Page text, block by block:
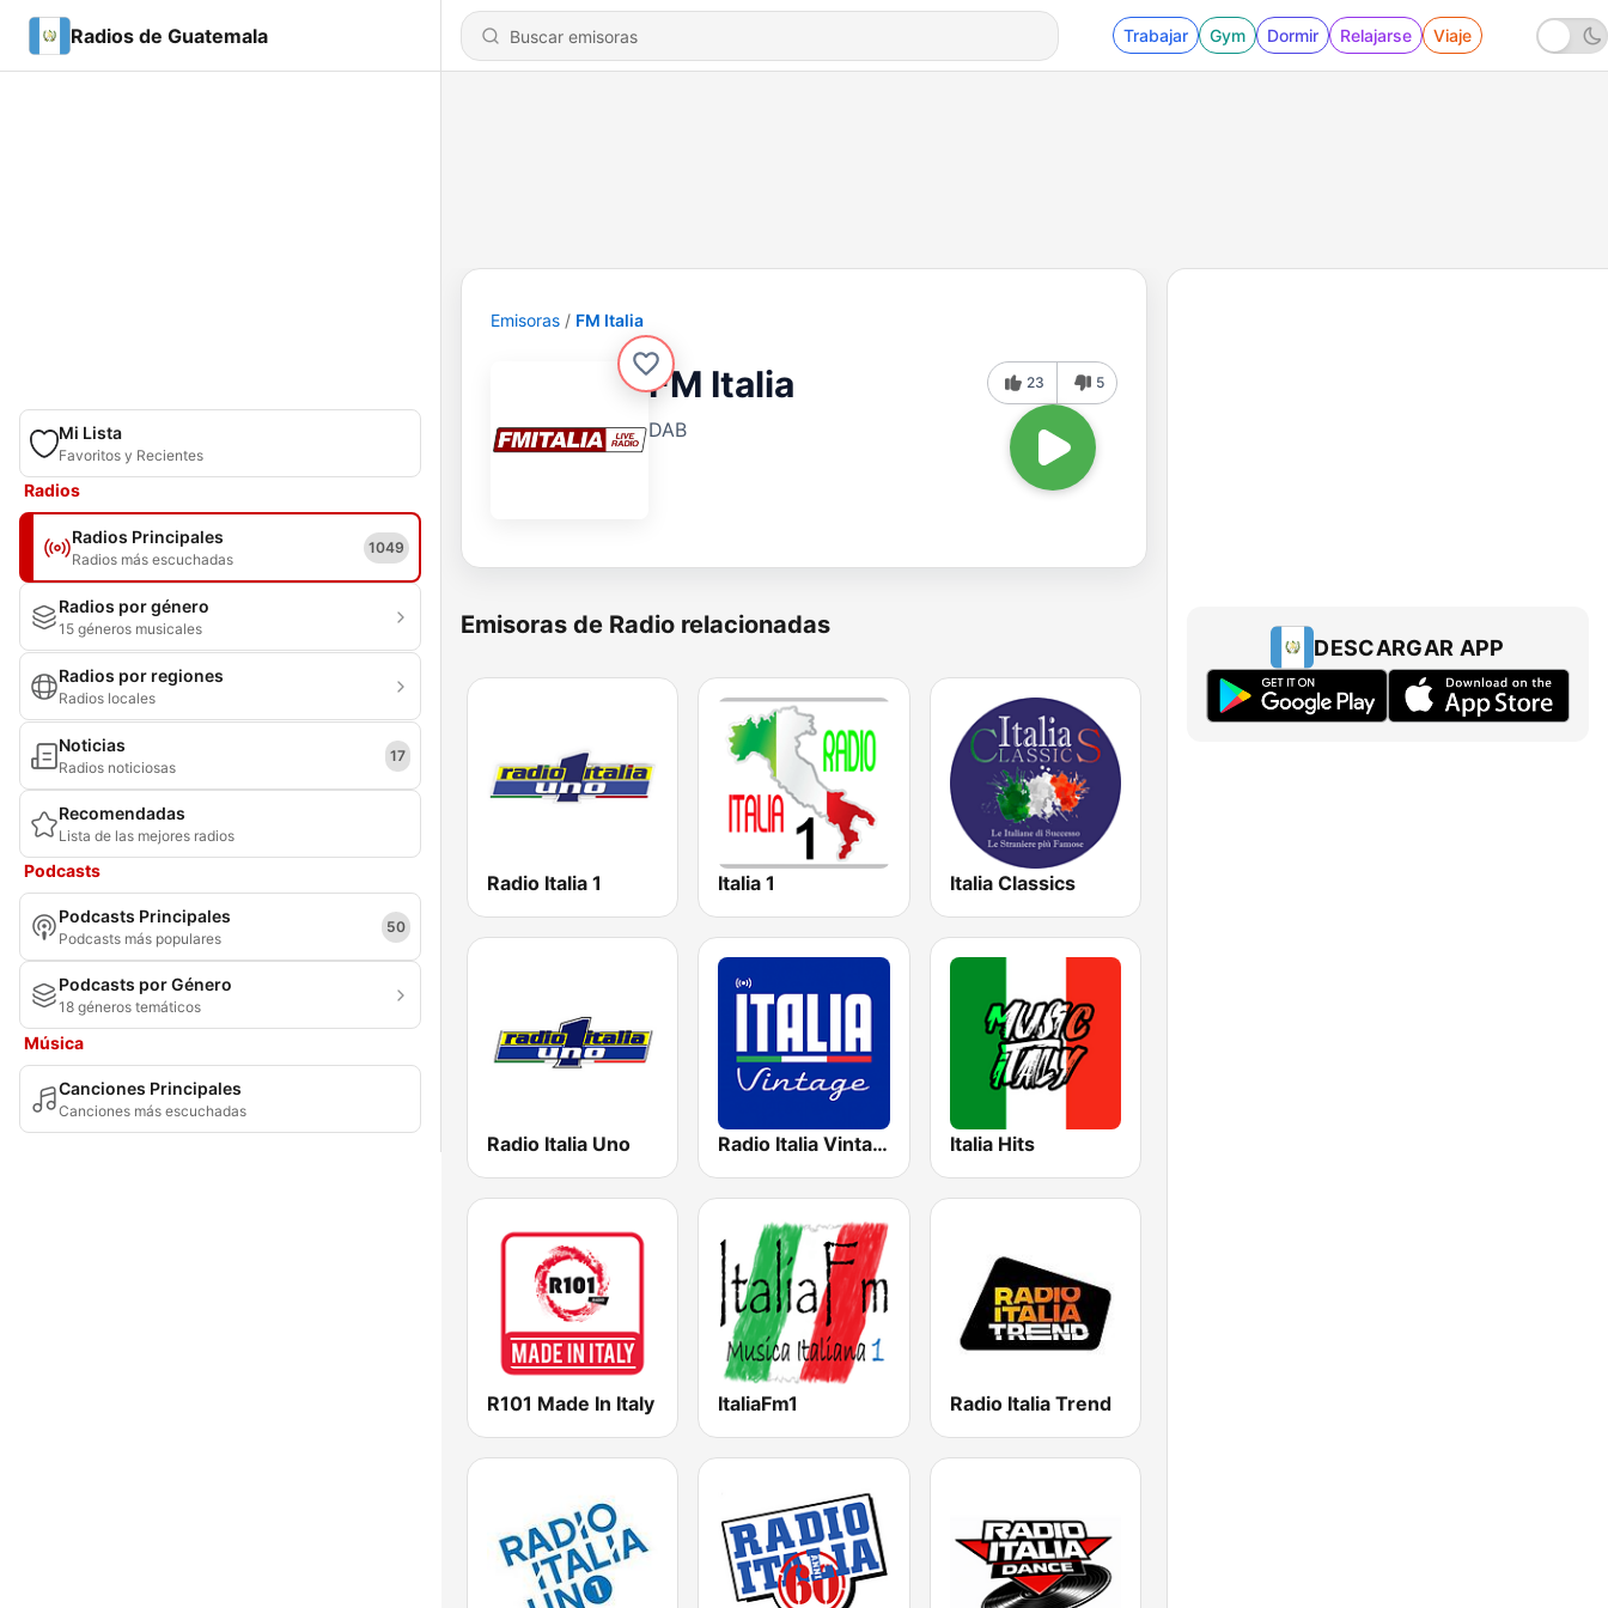
Radios de Guatemala Trabajar Gym Dormir Relajarse Viaje
Mi Lista
Favoritos y Recientes
Radios
Radios Principales
Radios más escuchadas
1049
Radios por género
15 géneros musicales
Radios por regiones
Radios locales
Noticias
Radios noticiosas
17
Recomendadas
Lista de las mejores radios
Podcasts
Podcasts Principales
Podcasts más populares
50
Podcasts por Género
18 géneros temáticos
Música
Canciones Principales
Canciones más escuchadas
Emisoras FM Italia
FM Italia
DAB
23 5
Emisoras de Radio relacionadas
Radio Italia 1 Italia 1 Italia Classics
Radio Italia Uno Radio Italia Vintage Italia Hits
R101 Made In Italy ItaliaFm1 Radio Italia Trend
DESCARGAR APP